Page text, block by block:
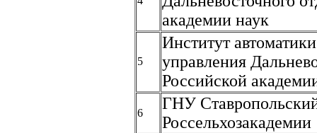
академии наук
5
Институт
управления
Российской
6
ГНУ
Россельхозакадемии